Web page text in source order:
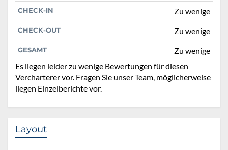
CHECK-IN Zu wenige
CHECK-OUT Zu wenige
GESAMT
Zu wenige
Es liegen leider zu wenige Bewertungen für diesen
Vercharterer vor. Fragen Sie unser Team, möglicherweise
liegen Einzelberichte vor.
Layout